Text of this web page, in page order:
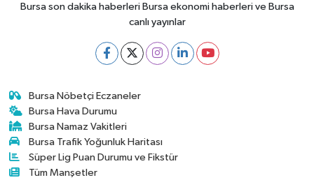
Bursa son dakika haberleri Bursa ekonomi haberleri ve Bursa
canlı yayınlar
Bursa Nöbetçi Eczaneler
Bursa Hava Durumu
Bursa Namaz Vakitleri
Bursa Trafik Yoğunluk Haritası
Süper Lig Puan Durumu ve Fikstür
Tüm Manşetler